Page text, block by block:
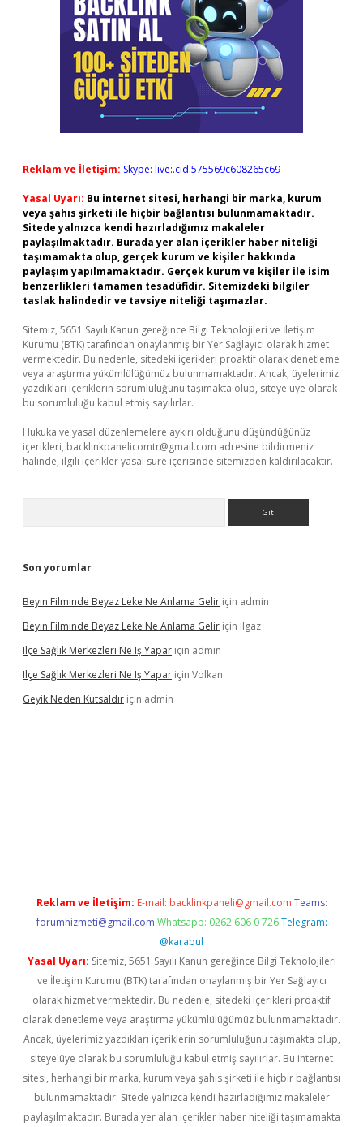
Reklam ve İletişim: Skype: live:.cid.575569c608265c69
Yasal Uyarı: Bu internet sitesi, herhangi bir marka, kurum
veya şahıs şirketi ile hiçbir bağlantısı bulunmamaktadır.
Sitede yalnızca kendi hazırladığımız makaleler
paylaşılmaktadır. Burada yer alan içerikler haber niteliği
taşımamakta olup, gerçek kurum ve kişiler hakkında
paylaşım yapılmamaktadır. Gerçek kurum ve kişiler ile isim
benzerlikleri tamamen tesadüfidir. Sitemizdeki bilgiler
taslak halindedir ve tavsiye niteliği taşımazlar.
Sitemiz, 5651 Sayılı Kanun gereğince Bilgi Teknolojileri ve İletişim
Kurumu (BTK) tarafından onaylanmış bir Yer Sağlayıcı olarak hizmet
vermektedir. Bu nedenle, sitedeki içerikleri proaktif olarak denetleme
veya araştırma yükümlülüğümüz bulunmamaktadır. Ancak, üyelerimiz
yazdıkları içeriklerin sorumluluğunu taşımakta olup, siteye üye olarak
bu sorumluluğu kabul etmiş sayılırlar.
Hukuka ve yasal düzenlemelere aykırı olduğunu düşündüğünüz
içerikleri, backlinkpanelicomtr@gmail.com adresine bildirmeniz
halinde, ilgili içerikler yasal süre içerisinde sitemizden kaldırılacaktır.
Son yorumlar
Beyin Filminde Beyaz Leke Ne Anlama Gelir için admin
Beyin Filminde Beyaz Leke Ne Anlama Gelir için Ilgaz
Ilçe Sağlık Merkezleri Ne Iş Yapar için admin
Ilçe Sağlık Merkezleri Ne Iş Yapar için Volkan
Geyik Neden Kutsaldır için admin
Reklam ve İletişim: E-mail: backlinkpaneli@gmail.com Teams:
forumhizmeti@gmail.com Whatsapp: 0262 606 0 726 Telegram:
@karabul
Yasal Uyarı: Sitemiz, 5651 Sayılı Kanun gereğince Bilgi Teknolojileri
ve İletişim Kurumu (BTK) tarafından onaylanmış bir Yer Sağlayıcı
olarak hizmet vermektedir. Bu nedenle, sitedeki içerikleri proaktif
olarak denetleme veya araştırma yükümlülüğümüz bulunmamaktadır.
Ancak, üyelerimiz yazdıkları içeriklerin sorumluluğunu taşımakta olup,
siteye üye olarak bu sorumluluğu kabul etmiş sayılırlar. Bu internet
sitesi, herhangi bir marka, kurum veya şahıs şirketi ile hiçbir bağlantısı
bulunmamaktadır. Sitede yalnızca kendi hazırladığımız makaleler
paylaşılmaktadır. Burada yer alan içerikler haber niteliği taşımamakta